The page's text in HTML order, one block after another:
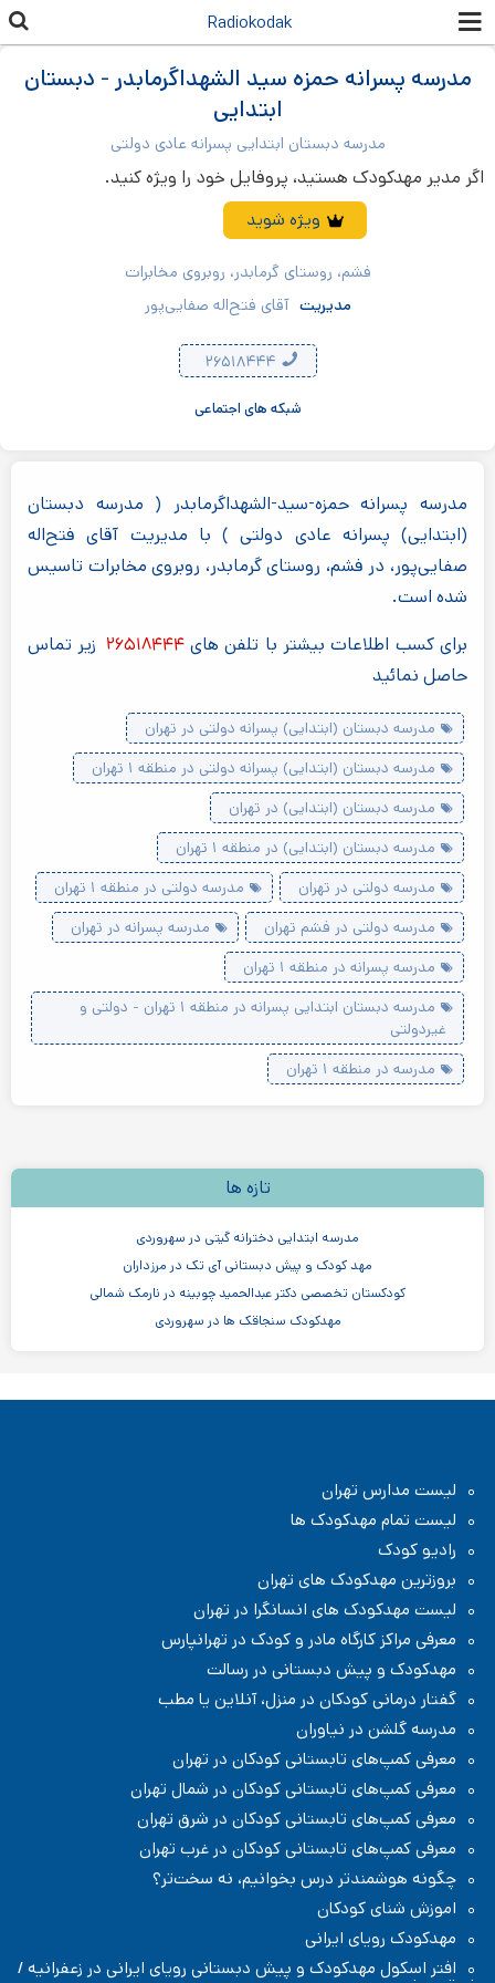
محتوای
اصلی
Radiokodak
مدرسه پسرانه حمزه سید الشهداگرمابدر - دبستان
ابتدایی
مدرسه دبستان ابتدایی پسرانه عادی دولتی
اگر مدیر مهدکودک هستید، پروفایل خود را ویژه کنید.
ویژه شوید
فشم، روستای گرمابدر، روبروی مخابرات
مدیریت آقای فتح‌اله صفایی‌پور
شبکه های اجتماعی
مدرسه پسرانه حمزه-سید-الشهداگرمابدر ( مدرسه دبستان
(ابتدایی) پسرانه عادی دولتی ) با مدیریت آقای فتح‌اله
صفایی‌پور، در فشم، روستای گرمابدر، روبروی مخابرات تاسیس
شده است.
برای کسب اطلاعات بیشتر با تلفن های۲۶۵۱۸۴۴۴ زیر تماس
حاصل نمائید
مدرسه دبستان (ابتدایی) پسرانه دولتی در تهران
مدرسه دبستان (ابتدایی) پسرانه دولتی در منطقه ۱ تهران
مدرسه دبستان (ابتدایی) در تهران
مدرسه دبستان (ابتدایی) در منطقه ۱ تهران
مدرسه دولتی در تهران
مدرسه دولتی در منطقه ۱ تهران
مدرسه دولتی در فشم تهران
مدرسه پسرانه در تهران
مدرسه پسرانه در منطقه ۱ تهران
مدرسه دبستان ابتدایی پسرانه در منطقه ۱ تهران - دولتی و
غیردولتی
مدرسه در منطقه ۱ تهران
تازه ها
مدرسه ابتدایی دخترانه گیتی در سهروردی
مهد کودک و پیش دبستانی آی تک در مرزداران
کودکستان تخصصی دکتر عبدالحمید چوبینه در نارمک شمالی
مهدکودک سنجاقک ها در سهروردی
موسسه اندیشه کیان ابر سفید در ظفر
لیست مدارس تهران
لیست تمام مهدکودک ها
رادیو کودک
بروزترین مهدکودک های تهران
لیست مهدکودک های انسانگرا در تهران
معرفی مراکز کارگاه مادر و کودک در تهرانپارس
مهدکودک و پیش دبستانی در رسالت
گفتار درمانی کودکان در منزل، آنلاین یا مطب
مدرسه گلشن در نیاوران
معرفی کمپ‌های تابستانی کودکان در تهران
معرفی کمپ‌های تابستانی کودکان در شمال تهران
معرفی کمپ‌های تابستانی کودکان در شرق تهران
معرفی کمپ‌های تابستانی کودکان در غرب تهران
چگونه هوشمندتر درس بخوانیم، نه سخت‌تر؟
اموزش شنای کودکان
مهدکودک رویای ایرانی
افتر اسکول مهدکودک و پیش دبستانی رویای ایرانی در زعفرانیه /